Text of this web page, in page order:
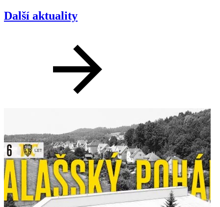
Další aktuality